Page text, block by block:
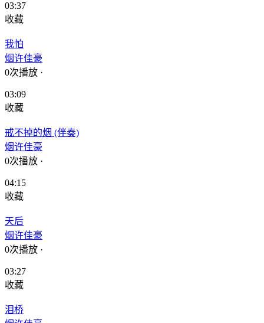
03:37
收藏
我怕
烟许佳豪
0次播放 ·
03:09
收藏
戒不掉的烟 (伴奏)
烟许佳豪
0次播放 ·
04:15
收藏
天后
烟许佳豪
0次播放 ·
03:27
收藏
泪桥